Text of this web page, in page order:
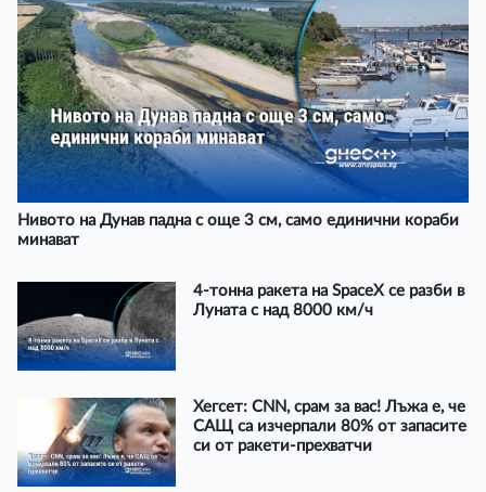
Нивото на Дунав падна с още 3 см, само единични кораби
минават
4-тонна ракета на SpaceX се разби в
Луната с над 8000 км/ч
Хегсет: CNN, срам за вас! Лъжа е, че
САЩ са изчерпали 80% от запасите
си от ракети-прехватчи